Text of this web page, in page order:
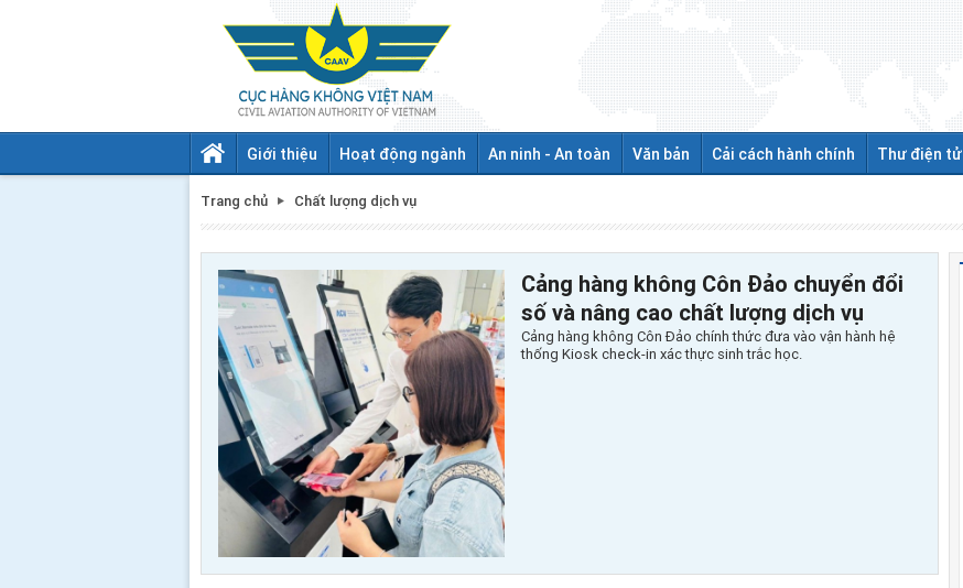
Giới thiệu Hoạt động ngành An ninh - An toàn Văn bản Cải cách hành chính Thư điện tử
Trang chủ Chất lượng dịch vụ
Cảng hàng không Côn Đảo chuyển đổi
số và nâng cao chất lượng dịch vụ
Cảng hàng không Côn Đảo chính thức đưa vào vận hành hệ
thống Kiosk check-in xác thực sinh trắc học.